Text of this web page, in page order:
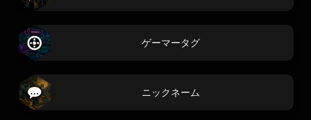
ゲーマータグ
ニックネーム